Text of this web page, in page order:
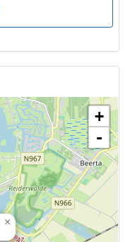
×
+
-